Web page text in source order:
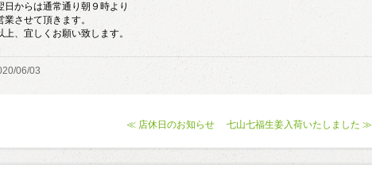
日からは通常通り朝９時より
業させて頂きます。
上、宜しくお願い致します。
06/03
≪ 店休日のお知らせ 七山七福生姜入荷いたしました ≫